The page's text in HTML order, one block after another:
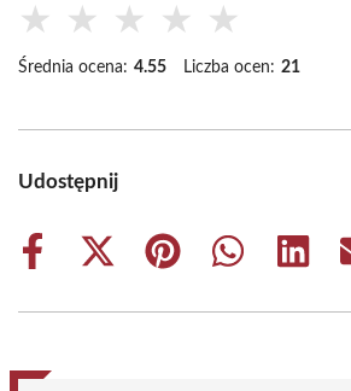
★ ★ ★ ★ ★
Średnia ocena: 4.55 Liczba ocen: 21
Udostępnij
Share
Share
(Twitter)
Share
Share
Share